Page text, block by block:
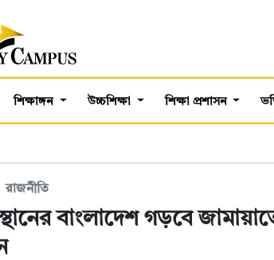
শিক্ষাঙ্গন উচ্চশিক্ষা শিক্ষা প্রশাসন
রাজনীতি
বাংলাদেশ গড়বে